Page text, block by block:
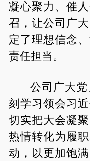
凝心聚力、催
召，让公司广
定了理想信念
责任担当。
公司广大
刻学习领会习
切实把大会凝
热情转化为履
动，以更加饱